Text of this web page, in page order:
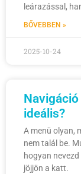
leárazással,
BŐVEBBEN »
2025-10-24
ideális?
A menü olyan,
nem talál be.
hogyan
jöjjön a katt.